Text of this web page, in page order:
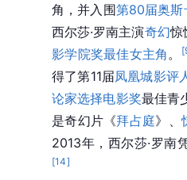
角，并入围第80届奥斯
西尔莎·罗南主演奇幻惊
影学院奖最佳女主角 。 [
得了第11届凤凰城影评
论家选择电影奖最佳青
是奇幻片《拜占庭》、
2013年，西尔莎·罗南
[14]